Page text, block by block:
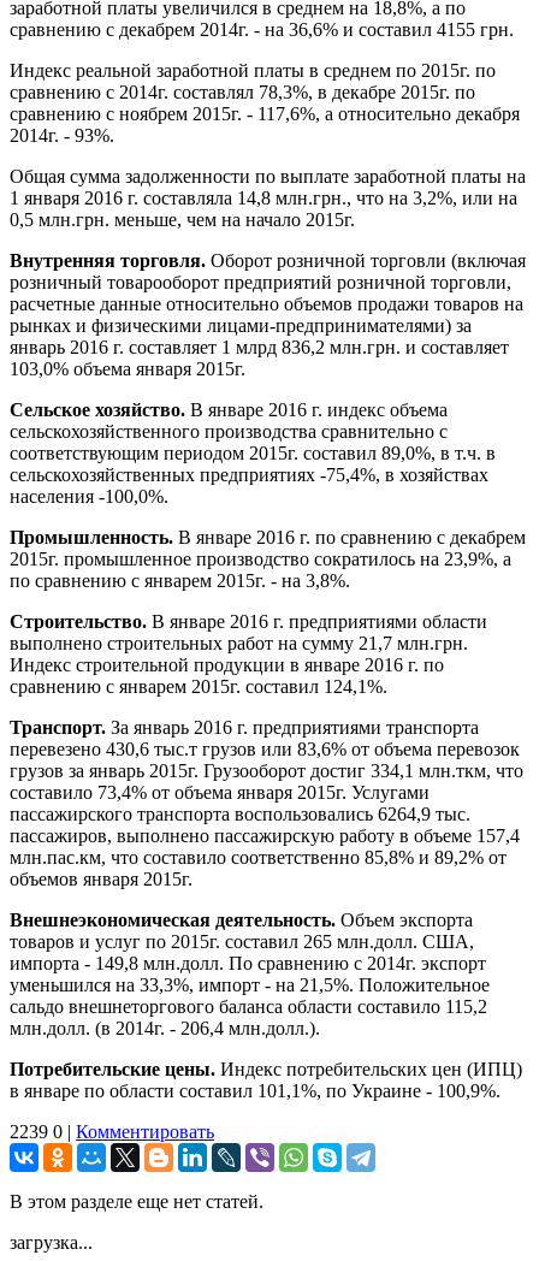
заработной платы увеличился в среднем на 18,8%, а по
сравнению с декабрем 2014г. - на 36,6% и составил 4155 грн.
Индекс реальной заработной платы в среднем по 2015г. по
сравнению с 2014г. составлял 78,3%, в декабре 2015г. по
сравнению с ноябрем 2015г. - 117,6%, а относительно декабря
2014г. - 93%.
Общая сумма задолженности по выплате заработной платы на
1 января 2016 г. составляла 14,8 млн.грн., что на 3,2%, или на
0,5 млн.грн. меньше, чем на начало 2015г.
Внутренняя торговля. Оборот розничной торговли (включая
розничный товарооборот предприятий розничной торговли,
расчетные данные относительно объемов продажи товаров на
рынках и физическими лицами-предпринимателями) за
январь 2016 г. составляет 1 млрд 836,2 млн.грн. и составляет
103,0% объема января 2015г.
Сельское хозяйство. В январе 2016 г. индекс объема
сельскохозяйственного производства сравнительно с
соответствующим периодом 2015г. составил 89,0%, в т.ч. в
сельскохозяйственных предприятиях -75,4%, в хозяйствах
населения -100,0%.
Промышленность. В январе 2016 г. по сравнению с декабрем
2015г. промышленное производство сократилось на 23,9%, а
по сравнению с январем 2015г. - на 3,8%.
Строительство. В январе 2016 г. предприятиями области
выполнено строительных работ на сумму 21,7 млн.грн.
Индекс строительной продукции в январе 2016 г. по
сравнению с январем 2015г. составил 124,1%.
Транспорт. За январь 2016 г. предприятиями транспорта
перевезено 430,6 тыс.т грузов или 83,6% от объема перевозок
грузов за январь 2015г. Грузооборот достиг 334,1 млн.ткм, что
составило 73,4% от объема января 2015г. Услугами
пассажирского транспорта воспользовались 6264,9 тыс.
пассажиров, выполнено пассажирскую работу в объеме 157,4
млн.пас.км, что составило соответственно 85,8% и 89,2% от
объемов января 2015г.
Внешнеэкономическая деятельность. Объем экспорта
товаров и услуг по 2015г. составил 265 млн.долл. США,
импорта - 149,8 млн.долл. По сравнению с 2014г. экспорт
уменьшился на 33,3%, импорт - на 21,5%. Положительное
сальдо внешнеторгового баланса области составило 115,2
млн.долл. (в 2014г. - 206,4 млн.долл.).
Потребительские цены. Индекс потребительских цен (ИПЦ)
в январе по области составил 101,1%, по Украине - 100,9%.
2239 0 | Комментировать
В этом разделе еще нет статей.
загрузка...